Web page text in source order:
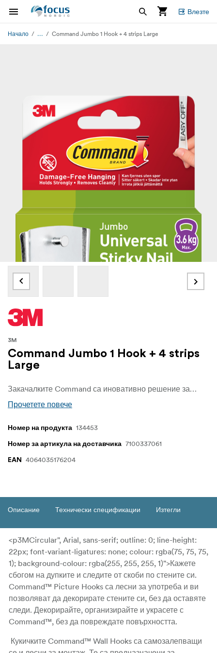
Влезте
Начало ... Command Jumbo 1 Hook + 4 strips Large
3M
Command Jumbo 1 Hook + 4 strips
Large
Закачалките Command са иновативно решение за безопасно закачане без повреждане, без да е необходимо да се използват пирони или винтове. Закачалките се задържат стабилно и не оставят следи благодарение на технологията 3M stretch-release. Максимално тегло: 3,6 кг
Прочетете повече
Номер на продукта 134453
Номер за артикула на доставчика 7100337061
EAN 4064035176204
Описание Технически спецификации Изтегли
<p3MCircular", Arial, sans-serif; outline: 0; line-height:
22px; font-variant-ligatures: none; colour: rgba(75, 75, 75,
1); background-colour: rgba(255, 255, 255, 1)">Кажете
сбогом на дупките и следите от скоби по стените си.
Command™ Picture Hooks са лесни за употреба и ви
позволяват да декорирате стените си, без да оставяте
следи. Декорирайте, организирайте и украсете с
Command™, без да повреждате повърхността.
Кукичките Command™ Wall Hooks са самозалепващи